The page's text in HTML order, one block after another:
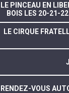
LE PINCEAU EN
BOIS LES 20-21-
LE CIRQUE
RENDEZ-VOUS